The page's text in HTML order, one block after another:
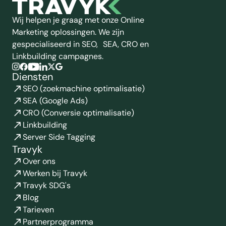
Wij helpen je graag met onze Online
Marketing oplossingen. We zijn
gespecialiseerd in SEO, SEA, CRO en
Linkbuilding campagnes.
Diensten
SEO (zoekmachine optimalisatie)
SEA (Google Ads)
CRO (Conversie optimalisatie)
Linkbuilding
Server Side Tagging
Travyk
Over ons
Werken bij Travyk
Travyk SDG's
Blog
Tarieven
Partnerprogramma